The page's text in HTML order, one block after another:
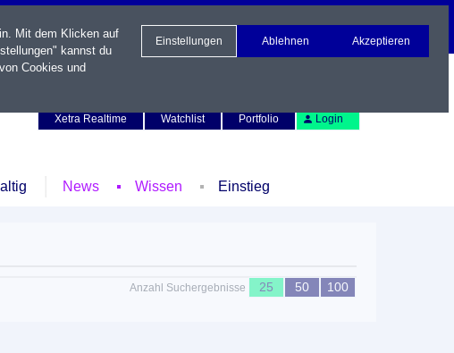
Xetra Realtime
Watchlist Portfolio Login
News Wissen Einstieg
Anzahl Suchergebnisse 25 50 100
Mit dem Klicken auf
kannst du
Cookies und
Einstellungen Ablehnen Akzeptieren